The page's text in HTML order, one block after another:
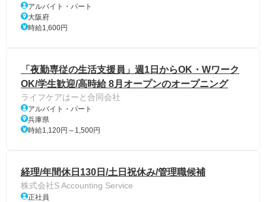
アルバイト・パート
大阪府
時給1,600円
「夜勤専従の生活支援員」週1日からOK・Wワーク
OK/学生歓迎/高時給 8月オープンのオープニング
ライフケアはーと合同会社
アルバイト・パート
兵庫県
時給1,120円～1,500円
経理/年間休日130日/土日祝休み/管理職候補
株式会社S Accounting Service
正社員